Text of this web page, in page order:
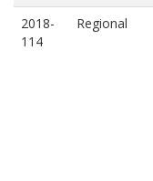
2018-
114
Regional